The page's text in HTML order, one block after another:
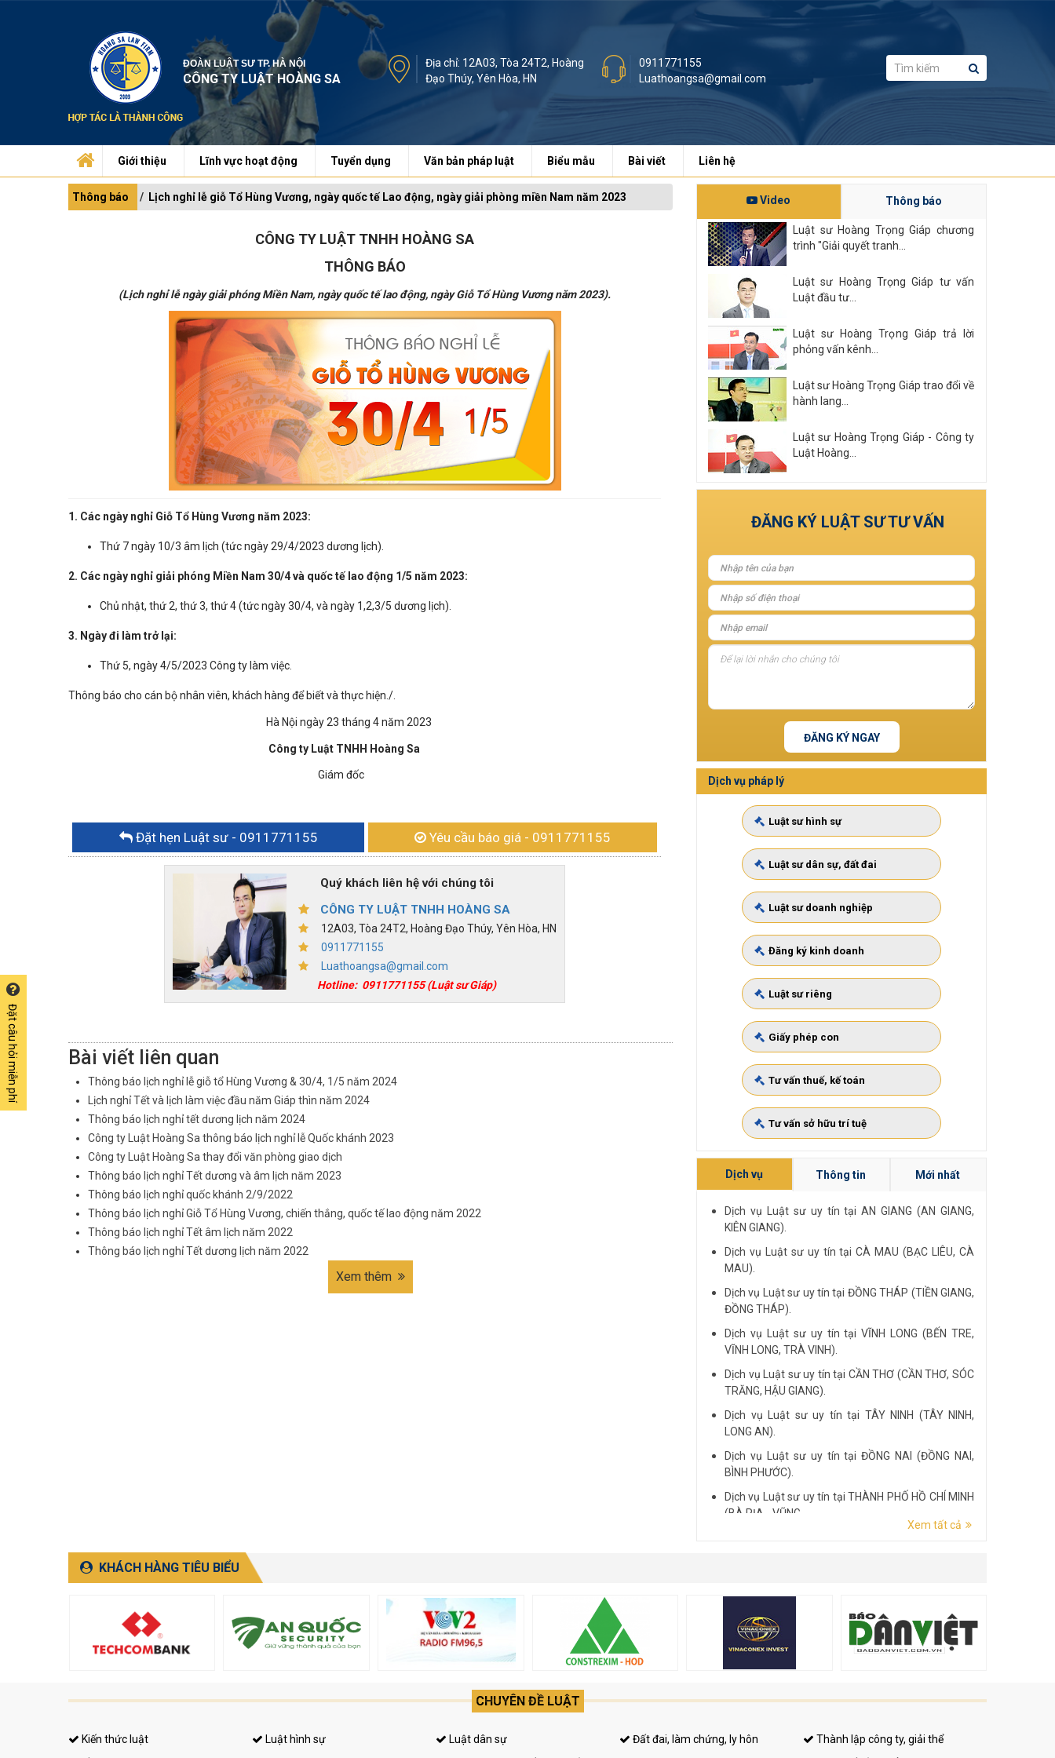
ĐOÀN LUẬT SƯ TP. HÀ NỘI
CÔNG TY LUẬT HOÀNG SA
Địa chỉ: 12A03, Tòa 24T2, Hoàng
Đạo Thúy, Yên Hòa, HN
0911771155
Luathoangsa@gmail.com
Giới thiệu Lĩnh vực hoạt động Tuyển dụng Văn bản pháp luật Biểu mẫu Bài viết Liên hệ
Thông báo Lịch nghỉ lễ giỗ Tổ Hùng Vương, ngày quốc tế Lao động, ngày giải phòng miền Nam năm 2023
CÔNG TY LUẬT TNHH HOÀNG SA
THÔNG BÁO
(Lịch nghỉ lễ ngày giải phóng Miền Nam, ngày quốc tế lao động, ngày Giỗ Tổ Hùng Vương năm 2023).
1. Các ngày nghỉ Giỗ Tổ Hùng Vương năm 2023:
Thứ 7 ngày 10/3 âm lịch (tức ngày 29/4/2023 dương lịch).
2. Các ngày nghỉ giải phóng Miền Nam 30/4 và quốc tế lao động 1/5 năm 2023:
Chủ nhật, thứ 2, thứ 3, thứ 4 (tức ngày 30/4, và ngày 1,2,3/5 dương lịch).
3. Ngày đi làm trở lại:
Thứ 5, ngày 4/5/2023 Công ty làm việc.
Thông báo cho cán bộ nhân viên, khách hàng để biết và thực hiện./.
Hà Nội ngày 23 tháng 4 năm 2023
Công ty Luật TNHH Hoàng Sa
Giám đốc
Đặt hẹn Luật sư- 0911771155 Yêu cầu báo giá - 0911771155
Quý khách liên hệ với chúng tôi
CÔNG TY LUẬT TNHH HOÀNG SA
12A03, Tòa 24T2, Hoàng Đạo Thúy, Yên Hòa, HN
0911771155
Luathoangsa@gmail.com
Hotline: 0911771155(Luật sư Giáp)
Bài viết liên quan
Thông báo lịch nghỉ lễ giỗ tổ Hùng Vương & 30/4, 1/5 năm 2024
Lịch nghỉ Tết và lịch làm việc đầu năm Giáp thìn năm 2024
Thông báo lịch nghỉ tết dương lịch năm 2024
Công ty Luật Hoàng Sa thông báo lịch nghỉ lễ Quốc khánh 2023
Công ty Luật Hoàng Sa thay đổi văn phòng giao dịch
Thông báo lịch nghỉ Tết dương và âm lịch năm 2023
Thông báo lịch nghỉ quốc khánh 2/9/2022
Thông báo lịch nghỉ Giỗ Tổ Hùng Vương, chiến thắng, quốc tế lao động năm 2022
Thông báo lịch nghỉ Tết âm lịch năm 2022
Thông báo lịch nghỉ Tết dương lịch năm 2022
Xem thêm
Video Thông báo
Luật sư Hoàng Trọng Giáp chương
trình "Giải quyết tranh...
Luật sư Hoàng Trọng Giáp tư vấn
Luật đầu tư...
Luật sư Hoàng Trọng Giáp trả lời
phỏng vấn kênh...
Luật sư Hoàng Trọng Giáp trao đổi về
hành lang...
Luật sư Hoàng Trọng Giáp - Công ty
Luật Hoàng...
Xem tất cả
ĐĂNG KÝ LUẬT SƯ TƯ VẤN
ĐĂNG KÝ NGAY
Dịch vụ pháp lý
Luật sư hình sự
Luật sư dân sự, đất đai
Luật sư doanh nghiệp
Đăng ký kinh doanh
Luật sư riêng
Giấy phép con
Tư vấn thuế, kế toán
Tư vấn sở hữu trí tuệ
Dịch vụ Thông tin Mới nhất
Dịch vụ Luật sư uy tín tại AN GIANG (AN GIANG,
KIÊN GIANG).
Dịch vụ Luật sư uy tín tại CÀ MAU (BẠC LIÊU, CÀ
MAU).
Dịch vụ Luật sư uy tín tại ĐỒNG THÁP (TIỀN GIANG,
ĐỒNG THÁP).
Dịch vụ Luật sư uy tín tại VĨNH LONG (BẾN TRE,
VĨNH LONG, TRÀ VINH).
Dịch vụ Luật sư uy tín tại CẦN THƠ (CẦN THƠ, SÓC
TRĂNG, HẬU GIANG).
Dịch vụ Luật sư uy tín tại TÂY NINH (TÂY NINH,
LONG AN).
Dịch vụ Luật sư uy tín tại ĐỒNG NAI (ĐỒNG NAI,
BÌNH PHƯỚC).
Dịch vụ Luật sư uy tín tại THÀNH PHỐ HỒ CHÍ MINH
(BÀ RỊA - VŨNG...
ĐẮK NÔNG, BÌNH THUẬN).
Xem tất cả
KHÁCH HÀNG TIÊU BIỂU
CHUYÊN ĐỀ LUẬT
Kiến thức luật Luật hình sự Luật dân sự Đất đai, làm chứng, ly hôn
Thành lập công ty, giải thể
Đặt câu hỏi miễn phí